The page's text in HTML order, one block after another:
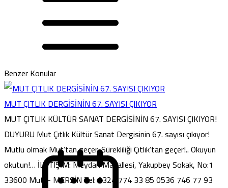
Benzer Konular
MUT ÇITLIK DERGİSİNİN 67. SAYISI ÇIKIYOR
MUT ÇITLIK KÜLTÜR SANAT DERGİSİNİN 67. SAYISI ÇIKIYOR!
DUYURU Mut Çıtlık Kültür Sanat Dergisinin 67. sayısı çıkıyor!
Mutlu olmak Mut’tan geçer, Sürekliliği Çıtlık’tan geçer!.. Okuyun
okutun!… İLETİŞİM: Meydan Mahallesi, Yakupbey Sokak, No:1
33600 Mut – MERSİN Tel: 0324 774 33 85 0536 746 77 93